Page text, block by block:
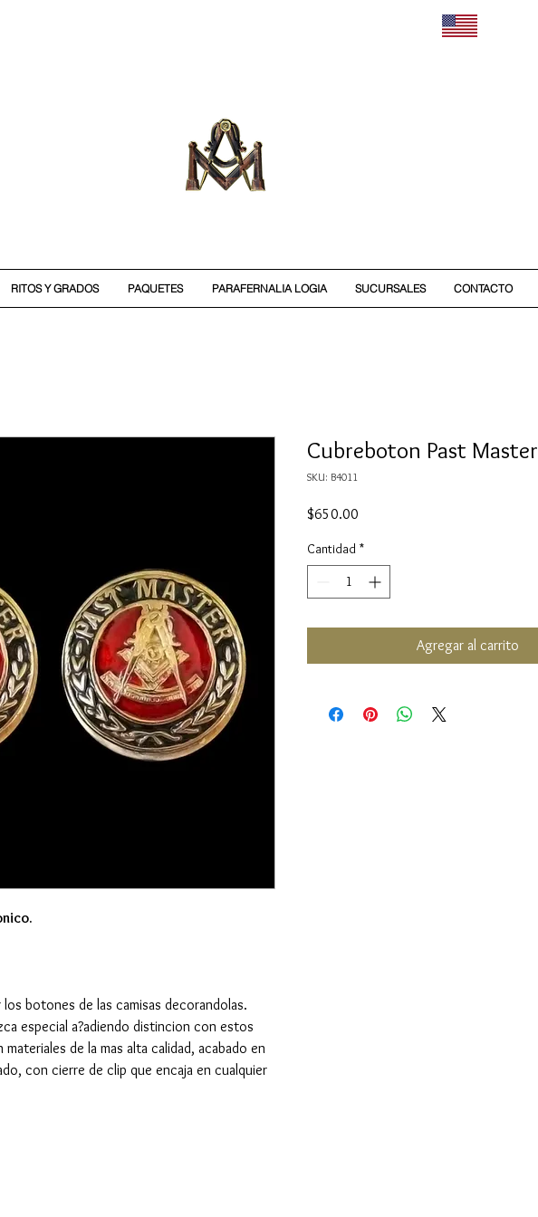
RITOS Y GRADOS PAQUETES PARAFERNALIA LOGIA SUCURSALES CONTACTO
botones de las camisas decorandolas.
especial a?adiendo distincion con estos
de la mas alta calidad, acabado en
con cierre de clip que encaja en cualquier
Cubreboton Past Master
SKU: B4011
$650.00
Cantidad *
Agregar al carrito